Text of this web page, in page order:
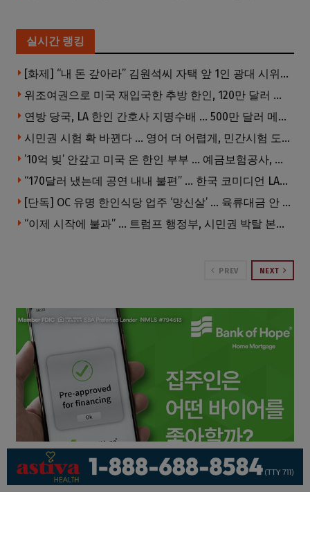
실시간 랭킹
[화제] “내 돈 갚아라” 김원석씨 자택 앞 1인 광대 시위 … 한인 투자사, “108만 달러 못받아”
위조여권으로 미국 재입국한 추방 한인, 120만 달러 은행 사기 행각
연방 당국, LA 한인 간호사 지명수배 … 500만 달러 메디캐어 사기, 선고 직전 한국 도주
시민권 시험 확 바뀐다 … 영어 더 어렵게, 민간시험 도입 추진
’10억 빚’ 안갚고 미국 온 한인 부부 … 예금보험공사, 미국서 소송
“170달러 냈는데 공연 내내 불편” … 한국 코미디언 LA공연, 음향 불량에 외모 비하 개그 논란
[단독] OC 유명 한인식당 업주 ‘망신살’ … 육류대금 안 갚자 식당서 공개추심
“이제 시작에 불과” … 트럼프 행정부, 시민권 박탈 본격화
PREV NEXT